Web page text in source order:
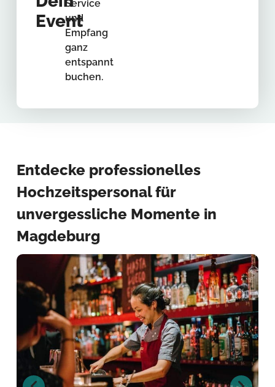
Event
Service
und
Empfang
ganz
entspannt
buchen.
Entdecke professionelles
Hochzeitspersonal für
unvergessliche Momente in
Magdeburg